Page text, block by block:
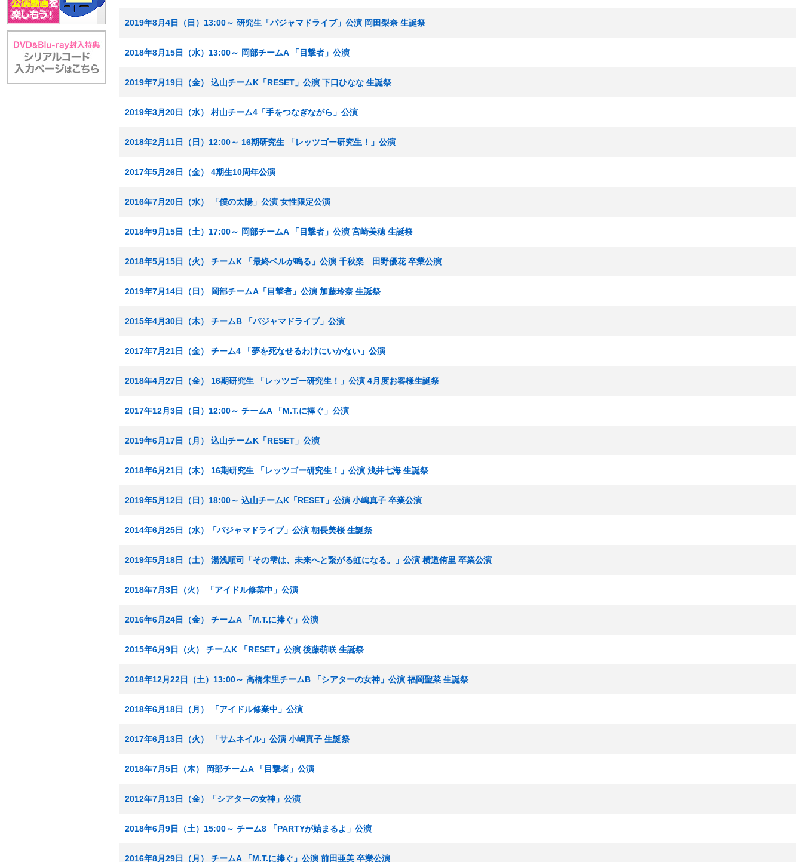
2019年8月4日（日）13:00～ 研究生「パジャマドライブ」公演 岡田梨奈 生誕祭
2018年8月15日（水）13:00～ 岡部チームA 「目撃者」公演
2019年7月19日（金） 込山チームK「RESET」公演 下口ひなな 生誕祭
2019年3月20日（水） 村山チーム4「手をつなぎながら」公演
2018年2月11日（日）12:00～ 16期研究生 「レッツゴー研究生！」公演
2017年5月26日（金） 4期生10周年公演
2016年7月20日（水） 「僕の太陽」公演 女性限定公演
2018年9月15日（土）17:00～ 岡部チームA 「目撃者」公演 宮崎美穂 生誕祭
2018年5月15日（火） チームK 「最終ベルが鳴る」公演 千秋楽 田野優花 卒業公演
2019年7月14日（日） 岡部チームA「目撃者」公演 加藤玲奈 生誕祭
2015年4月30日（木） チームB 「パジャマドライブ」公演
2017年7月21日（金） チーム4 「夢を死なせるわけにいかない」公演
2018年4月27日（金） 16期研究生 「レッツゴー研究生！」公演 4月度お客様生誕祭
2017年12月3日（日）12:00～ チームA 「M.T.に捧ぐ」公演
2019年6月17日（月） 込山チームK「RESET」公演
2018年6月21日（木） 16期研究生 「レッツゴー研究生！」公演 浅井七海 生誕祭
2019年5月12日（日）18:00～ 込山チームK「RESET」公演 小嶋真子 卒業公演
2014年6月25日（水）「パジャマドライブ」公演 朝長美桜 生誕祭
2019年5月18日（土） 湯浅順司「その雫は、未来へと繋がる虹になる。」公演 横道侑里 卒業公演
2018年7月3日（火） 「アイドル修業中」公演
2016年6月24日（金） チームA 「M.T.に捧ぐ」公演
2015年6月9日（火） チームK 「RESET」公演 後藤萌咲 生誕祭
2018年12月22日（土）13:00～ 高橋朱里チームB 「シアターの女神」公演 福岡聖菜 生誕祭
2018年6月18日（月） 「アイドル修業中」公演
2017年6月13日（火） 「サムネイル」公演 小嶋真子 生誕祭
2018年7月5日（木） 岡部チームA 「目撃者」公演
2012年7月13日（金）「シアターの女神」公演
2018年6月9日（土）15:00～ チーム8 「PARTYが始まるよ」公演
2016年8月29日（月） チームA 「M.T.に捧ぐ」公演 前田亜美 卒業公演